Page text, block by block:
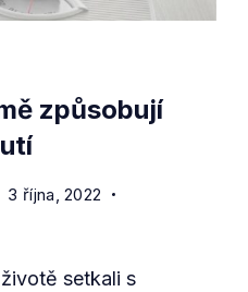
způsobují
3 října, 2022
setkali s